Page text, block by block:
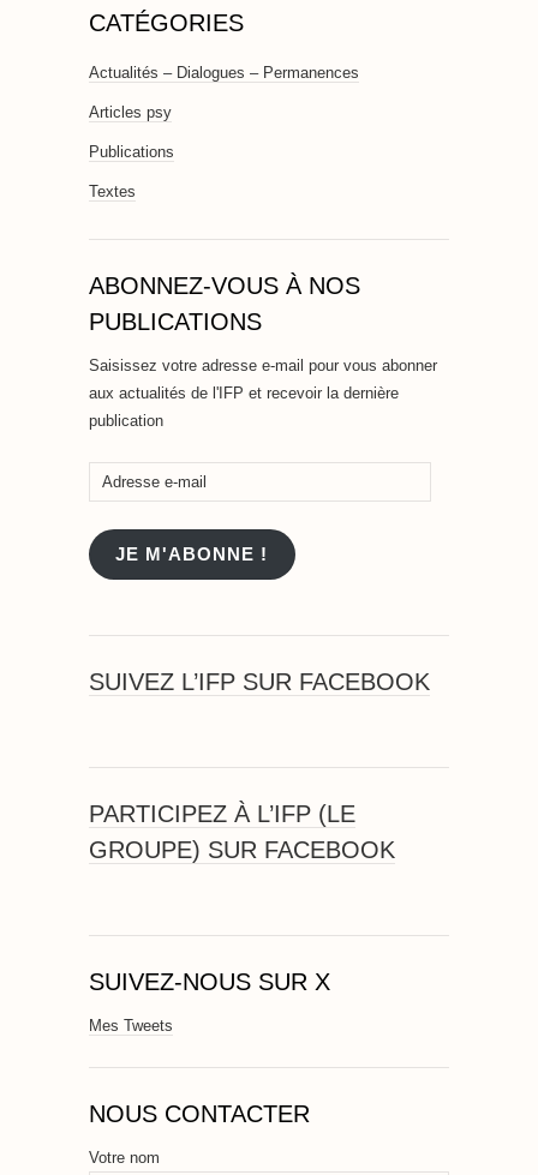
CATÉGORIES
Actualités – Dialogues – Permanences
Articles psy
Publications
Textes
ABONNEZ-VOUS À NOS
PUBLICATIONS
Saisissez votre adresse e-mail pour vous abonner
aux actualités de l'IFP et recevoir la dernière
publication
Adresse
e-
mail
JE M'ABONNE !
SUIVEZ L’IFP SUR FACEBOOK
PARTICIPEZ À L’IFP (LE
GROUPE) SUR FACEBOOK
SUIVEZ-NOUS SUR X
Mes Tweets
NOUS CONTACTER
Votre nom